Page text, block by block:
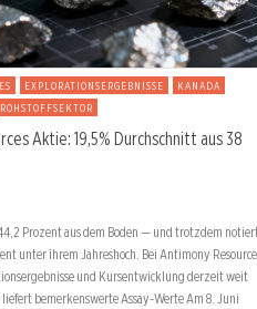
EXPLORATIONSERGEBNISSE
KANADA
ROHSTOFFSEKTOR
Aktie: 19,5% Durchschnitt aus 38
Prozent aus dem Boden — und trotzdem
unter ihrem Jahreshoch. Bei Antimony
und Kursentwicklung derzeit weit
bemerkenswerte Assay-Werte Am 8. Juni